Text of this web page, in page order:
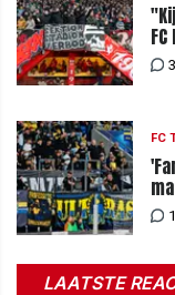
FC
LAATSTE